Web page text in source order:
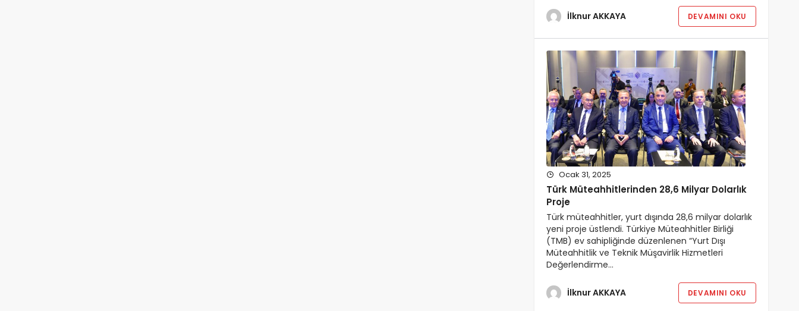
İlknur AKKAYA DEVAMINI OKU
Ocak 31, 2025
Türk Müteahhitlerinden 28,6 Milyar Dolarlık
Proje
Türk müteahhitler, yurt dışında 28,6 milyar dolarlık
yeni proje üstlendi. Türkiye Müteahhitler Birliği
(TMB) ev sahipliğinde düzenlenen “Yurt Dışı
Müteahhitlik ve Teknik Müşavirlik Hizmetleri
Değerlendirme…
İlknur AKKAYA DEVAMINI OKU